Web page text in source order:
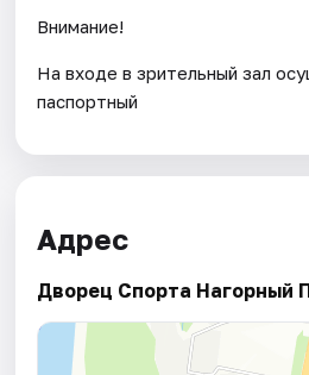
Внимание!
На входе в зрительный зал
паспортный
Адрес
Дворец Спорта Нагорный